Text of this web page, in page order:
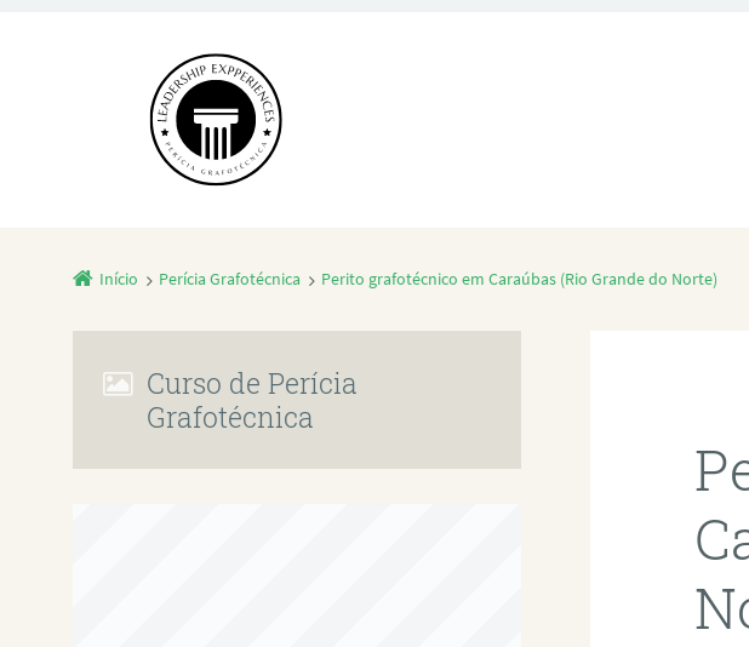
Início Perícia Grafotécnica Perito grafotécnico em Caraúbas (Rio Grande do Norte)
Curso de Perícia
Grafotécnica